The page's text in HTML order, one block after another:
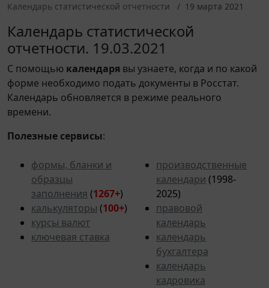
Календарь статистической отчетности
19 марта 2021
Календарь статистической
отчетности. 19.03.2021
С помощью календаря вы узнаете, когда и по какой
форме необходимо подать документы в Росстат.
Календарь обновляется в режиме реального
времени.
Полезные сервисы:
формы, бланки и
образцы
заполнения (1267+)
калькуляторы (100+)
курсы валют
ключевая ставка
производственные
календари (1998-
2025)
правовой
календарь
календарь
бухгалтера
календарь
кадровика